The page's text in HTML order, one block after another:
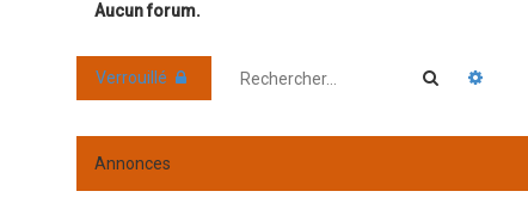
Aucun forum.
Verrouillé Rechercher
Annonces